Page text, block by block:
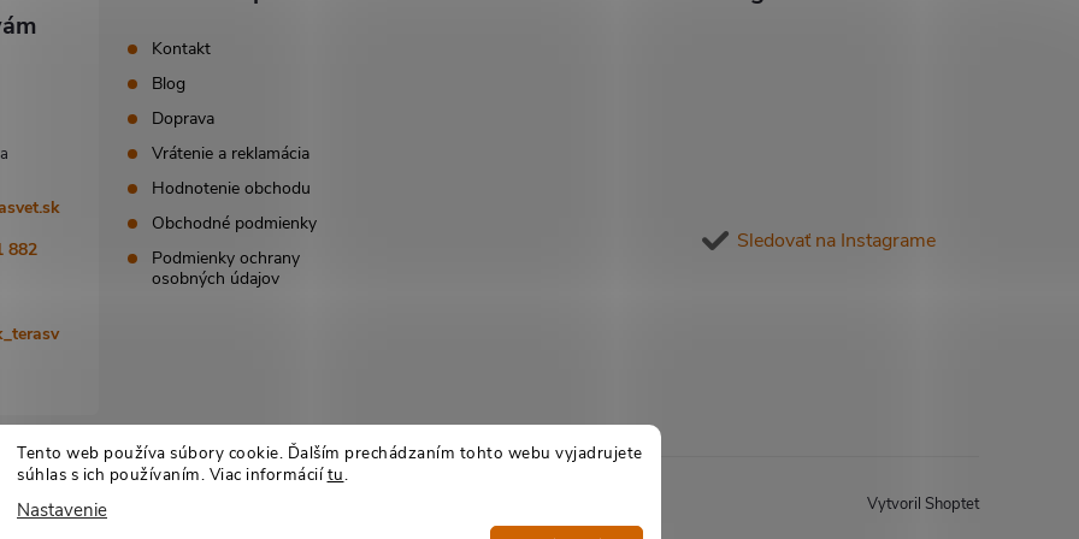
Tento web používa súbory cookie. Ďalším prechádzaním tohto webu vyjadrujete
súhlas s ich používaním. Viac informáciítu.
Nastavenie
882
Kontakt
Blog
Doprava
Vrátenie a reklamácia
Hodnotenie obchodu
Obchodné podmienky
Podmienky ochrany
osobných údajov
Sledovať na Instagrame
Vytvoril Shoptet